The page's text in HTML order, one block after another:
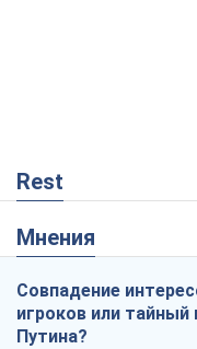
Rest
Мнения
Совпадение
игроков или тайный
Путина?